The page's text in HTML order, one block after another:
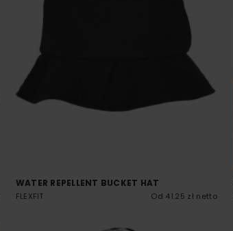
WATER REPELLENT BUCKET HAT
FLEXFIT Od 41.25 zł netto